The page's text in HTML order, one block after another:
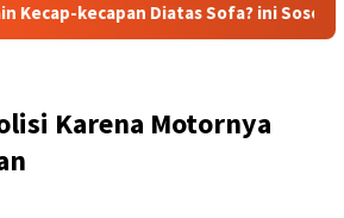
Diatas Sofa? ini Sosok Rizky dan Eka
Karena Motornya